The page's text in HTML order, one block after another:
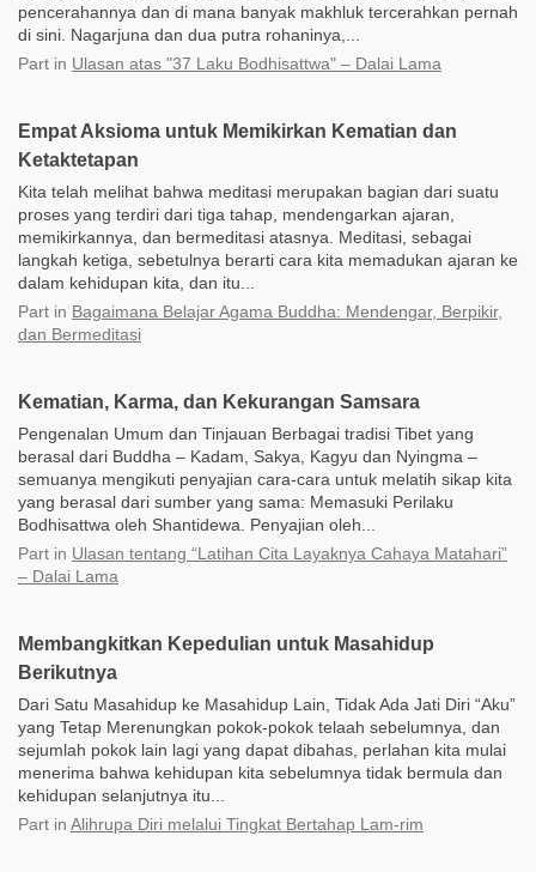
pencerahannya dan di mana banyak makhluk tercerahkan pernah
di sini. Nagarjuna dan dua putra rohaninya,...
Part in Ulasan atas "37 Laku Bodhisattwa" – Dalai Lama
Empat Aksioma untuk Memikirkan Kematian dan
Ketaktetapan
Kita telah melihat bahwa meditasi merupakan bagian dari suatu
proses yang terdiri dari tiga tahap, mendengarkan ajaran,
memikirkannya, dan bermeditasi atasnya. Meditasi, sebagai
langkah ketiga, sebetulnya berarti cara kita memadukan ajaran ke
dalam kehidupan kita, dan itu...
Part in Bagaimana Belajar Agama Buddha: Mendengar, Berpikir,
dan Bermeditasi
Kematian, Karma, dan Kekurangan Samsara
Pengenalan Umum dan Tinjauan Berbagai tradisi Tibet yang
berasal dari Buddha – Kadam, Sakya, Kagyu dan Nyingma –
semuanya mengikuti penyajian cara-cara untuk melatih sikap kita
yang berasal dari sumber yang sama: Memasuki Perilaku
Bodhisattwa oleh Shantidewa. Penyajian oleh...
Part in Ulasan tentang “Latihan Cita Layaknya Cahaya Matahari”
– Dalai Lama
Membangkitkan Kepedulian untuk Masahidup
Berikutnya
Dari Satu Masahidup ke Masahidup Lain, Tidak Ada Jati Diri “Aku”
yang Tetap Merenungkan pokok-pokok telaah sebelumnya, dan
sejumlah pokok lain lagi yang dapat dibahas, perlahan kita mulai
menerima bahwa kehidupan kita sebelumnya tidak bermula dan
kehidupan selanjutnya itu...
Part in Alihrupa Diri melalui Tingkat Bertahap Lam-rim